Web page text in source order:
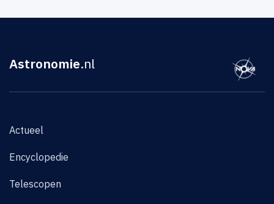
Astronomie.nl
Actueel
Encyclopedie
Telescopen